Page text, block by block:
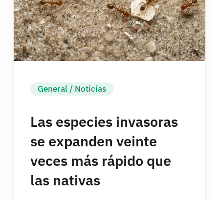
General / Noticias
Las especies invasoras
se expanden veinte
veces más rápido que
las nativas